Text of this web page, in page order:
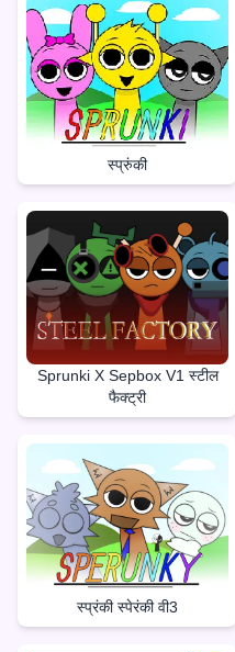
स्प्रुंकी
Sprunki X Sepbox V1 स्टील
फैक्ट्री
स्प्रंकी स्पेरंकी वी3